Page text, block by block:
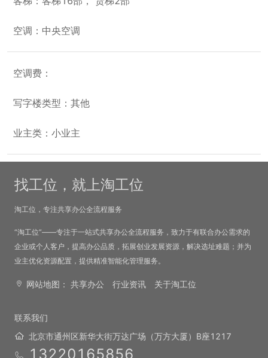
空调：中央空调
空调费：
写字楼类型：其他
业主类：小业主
找工位，就上淘工位
淘工位，专注共享办公全流程服务
“淘工位”——专注于一站式共享办公全流程服务，致力于有联合办公需求的
企业或个人客户，提高办公品质，拓展创业发展资源，解决选址难题；并为
业主优化资源配置，提供精准智能化管理服务。
网站地图： 共享办公 行业资讯 关于淘工位
联系我们
北京市通州区新华大街万达广场（万方大厦）B座1217
13220165856